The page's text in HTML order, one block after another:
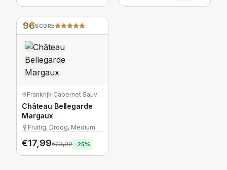
96SCORE
Frankrijk· Cabernet Sauvignon/Merlot/Petit Verdot
Château Bellegarde
Margaux
Fruitig, Droog, Medium
€17,99€23,99 -25%